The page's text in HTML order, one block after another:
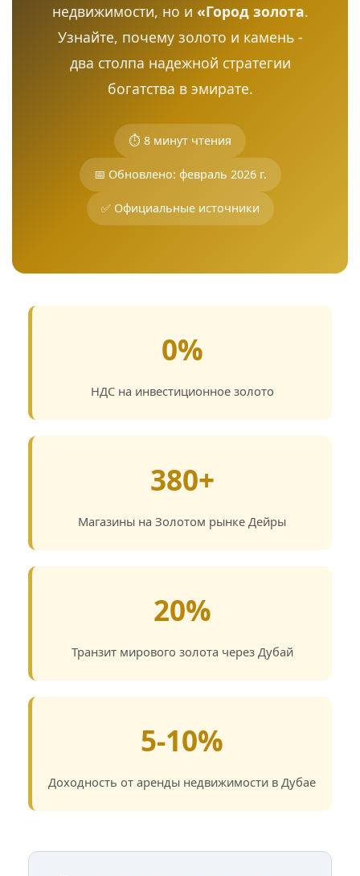
недвижимости, но и «Город золота.
Узнайте, почему золото и камень -
два столпа надежной стратегии
богатства в эмирате.
⏱ 8 минут чтения
📅 Обновлено: февраль 2026 г.
✅ Официальные источники
0%
НДС на инвестиционное золото
380+
Магазины на Золотом рынке Дейры
20%
Транзит мирового золота через Дубай
5-10%
Доходность от аренды недвижимости в Дубае